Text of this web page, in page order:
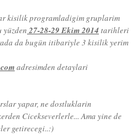
kisilik programladigim gruplarim
yüzden 27-28-29 Ekim 2014tarihleri
da bugün itibariyle 3 kisilik yerim
adresimden detaylari
yapar, ne dostluklarin
Cicekseverlerle... Ama yine de
getirecegi..:)